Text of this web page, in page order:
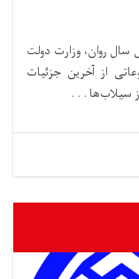
قرار است امروز یک‌شنبه 26 حمل سال روان، وزارت دولت
از آخرین جزئیات
سیلاب‌ها . . .